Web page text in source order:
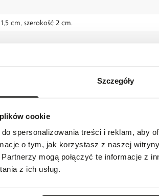
Szczegóły
cookie
spersonalizowania treści i reklam, aby
o tym, jak korzystasz z naszej
mogą połączyć te informacje z
z ich usług.
cm, szerokość 2 cm.